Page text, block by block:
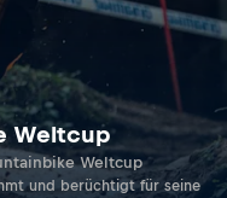
Weltcup
Weltcup
und berüchtigt für seine